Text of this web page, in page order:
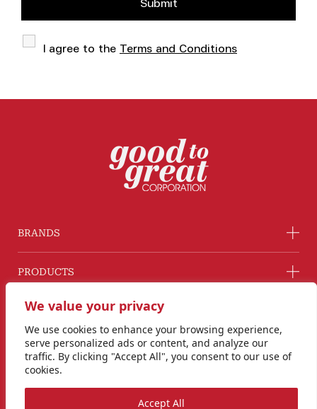
We value your privacy
We use cookies to enhance your browsing experience,
serve personalized ads or content, and analyze our
traffic. By clicking "Accept All", you consent to our use of
cookies.
Accept All
I agree to the Terms and Conditions
BRANDS
PRODUCTS
COMPANY
GROUP COMPANY
CONNECT WITH US